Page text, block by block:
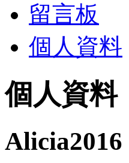
留言板
個人資料
個人資料
Alicia2016